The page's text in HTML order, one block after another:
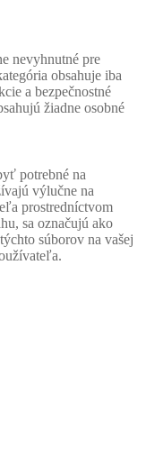
nevyhnutné pre
obsahuje iba
a bezpečnostné
žiadne osobné
potrebné na
výlučne na
prostredníctvom
sa označujú ako
súborov na vašej